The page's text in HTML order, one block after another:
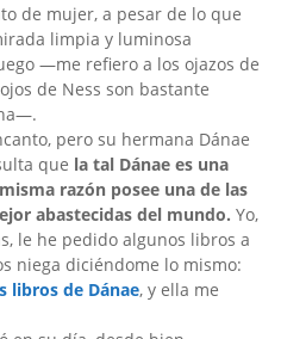
de mujer, a pesar de lo que
limpia y luminosa
—me refiero a los ojazos de
de Ness son bastante
pero su hermana Dánae
que la tal Dánae es una
razón posee una de las
abastecidas del mundo. Yo,
le he pedido algunos libros a
niega diciéndome lo mismo:
libros de Dánae, y ella me